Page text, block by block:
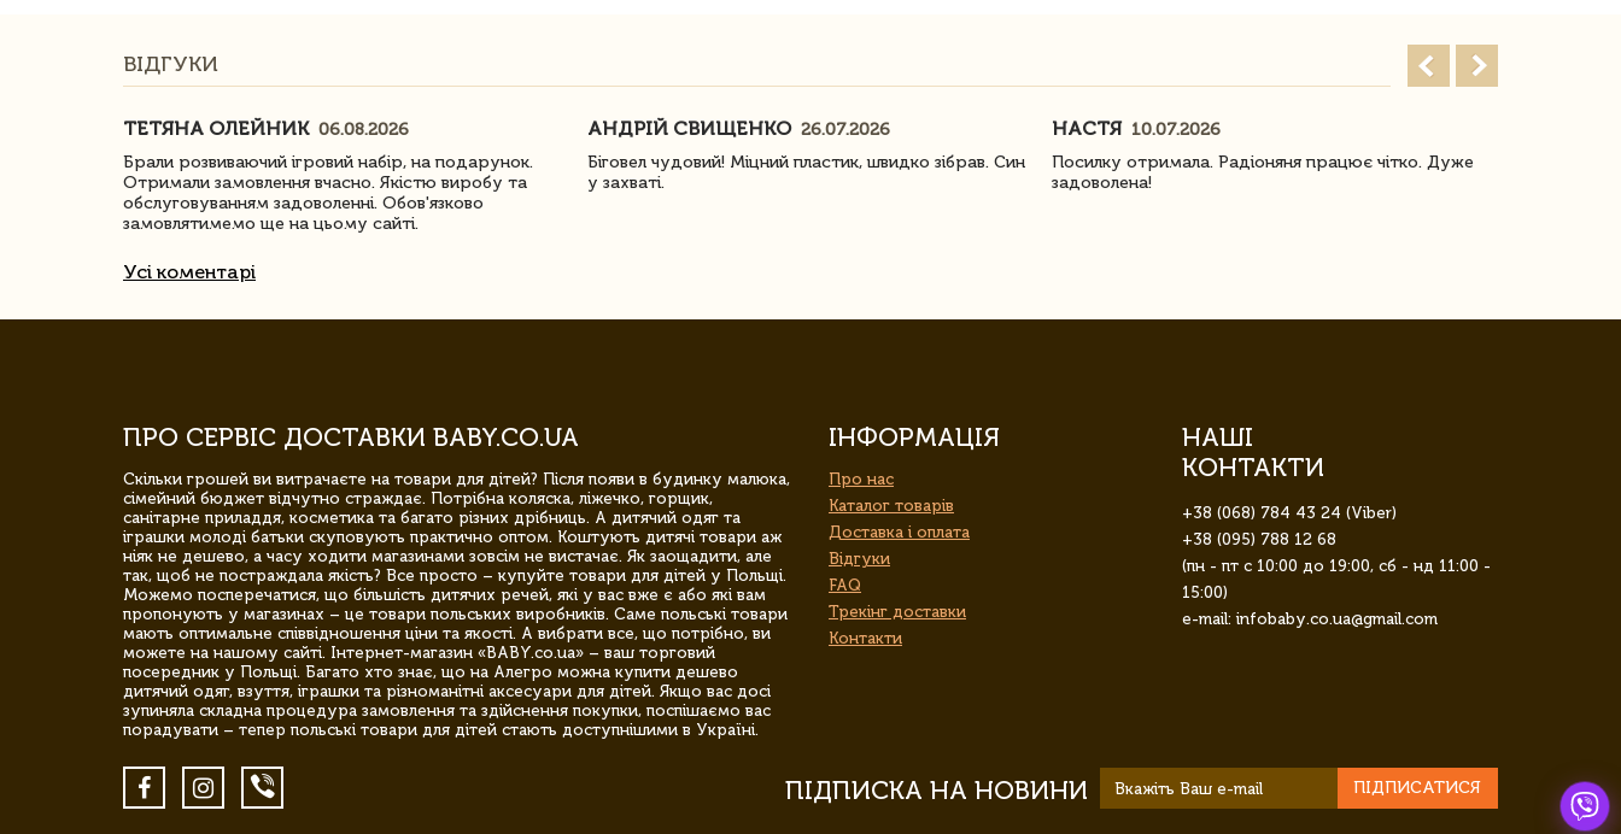
ВІДГУКИ
ТЕТЯНА ОЛЕЙНИК 06.08.2026
Брали розвиваючий ігровий набір, на подарунок.
Отримали замовлення вчасно. Якістю виробу та
обслуговуванням задоволенні. Обов'язково
замовлятимемо ще на цьому сайті.
АНДРІЙ СВИЩЕНКО 26.07.2026
Біговел чудовий! Міцний пластик, швидко зібрав. Син
у захваті.
НАСТЯ 10.07.2026
Посилку отримала. Радіоняня працює чітко. Дуже
задоволена!
Усі коментарі
ПРО СЕРВІС ДОСТАВКИ BABY.CO.UA
Скільки грошей ви витрачаєте на товари для дітей? Після появи в будинку малюка,
сімейний бюджет відчутно страждає. Потрібна коляска, ліжечко, горщик,
санітарне приладдя, косметика та багато різних дрібниць. А дитячий одяг та
іграшки молоді батьки скуповують практично оптом. Коштують дитячі товари аж
ніяк не дешево, а часу ходити магазинами зовсім не вистачає. Як заощадити, але
так, щоб не постраждала якість? Все просто – купуйте товари для дітей у Польщі.
Можемо посперечатися, що більшість дитячих речей, які у вас вже є або які вам
пропонують у магазинах – це товари польських виробників. Саме польські товари
мають оптимальне співвідношення ціни та якості. А вибрати все, що потрібно, ви
можете на нашому сайті. Інтернет-магазин «BABY.co.ua» – ваш торговий
посередник у Польщі. Багато хто знає, що на Алегро можна купити дешево
дитячий одяг, взуття, іграшки та різноманітні аксесуари для дітей. Якщо вас досі
зупиняла складна процедура замовлення та здійснення покупки, поспішаємо вас
порадувати – тепер польські товари для дітей стають доступнішими в Україні.
ІНФОРМАЦІЯ
Про нас
Каталог товарів
Доставка і оплата
Відгуки
FAQ
Трекінг доставки
Контакти
НАШІ
КОНТАКТИ
+38 (068) 784 43 24 (Viber)
+38 (095) 788 12 68
(пн - пт с 10:00 до 19:00, сб - нд 11:00 -
15:00)
e-mail: infobaby.co.ua@gmail.com
ПІДПИСКА НА НОВИНИ ПІДПИСАТИСЯ